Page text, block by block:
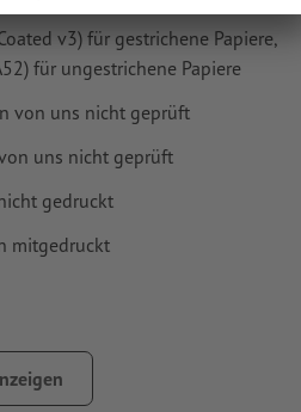
v3) für gestrichene Papiere,
für ungestrichene Papiere
von uns nicht geprüft
uns nicht geprüft
gedruckt
mitgedruckt